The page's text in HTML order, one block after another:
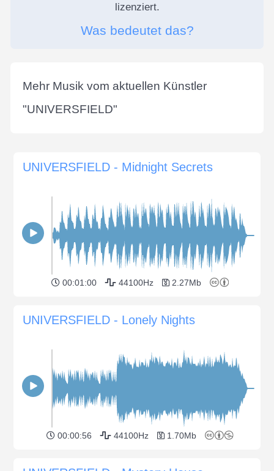
lizenziert.
Was bedeutet das?
Mehr Musik vom aktuellen Künstler
"UNIVERSFIELD"
UNIVERSFIELD - Midnight Secrets
00:01:00 44100Hz 2.27Mb
UNIVERSFIELD - Lonely Nights
00:00:56 44100Hz 1.70Mb